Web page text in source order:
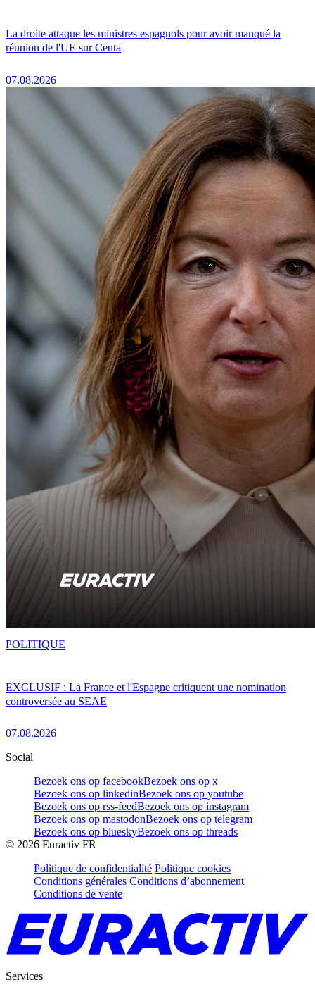
La droite attaque les ministres espagnols pour avoir manqué la
réunion de l'UE sur Ceuta
07.08.2026
EXCLUSIF : La France et l'Espagne critiquent une nomination
controversée au SEAE
07.08.2026
POLITIQUE
Social
Bezoek ons op facebookBezoek ons op x
Bezoek ons op linkedinBezoek ons op youtube
Bezoek ons op rss-feedBezoek ons op instagram
Bezoek ons op mastodonBezoek ons op telegram
Bezoek ons op blueskyBezoek ons op threads
© 2026 Euractiv FR
Politique de confidentialité Politique cookies
Conditions générales Conditions d’abonnement
Conditions de vente
Services